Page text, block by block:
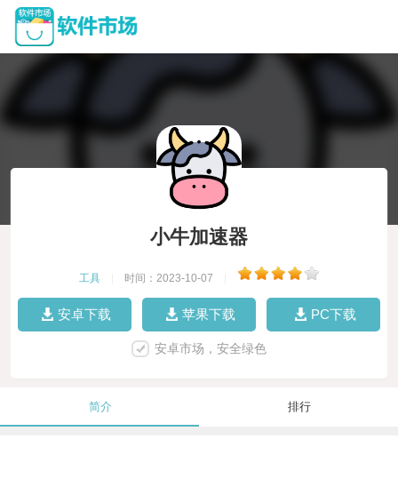
小牛加速器
工具 时间：2023-10-07
安卓下载 苹果下载 PC下载
安卓市场，安全绿色
简介 排行